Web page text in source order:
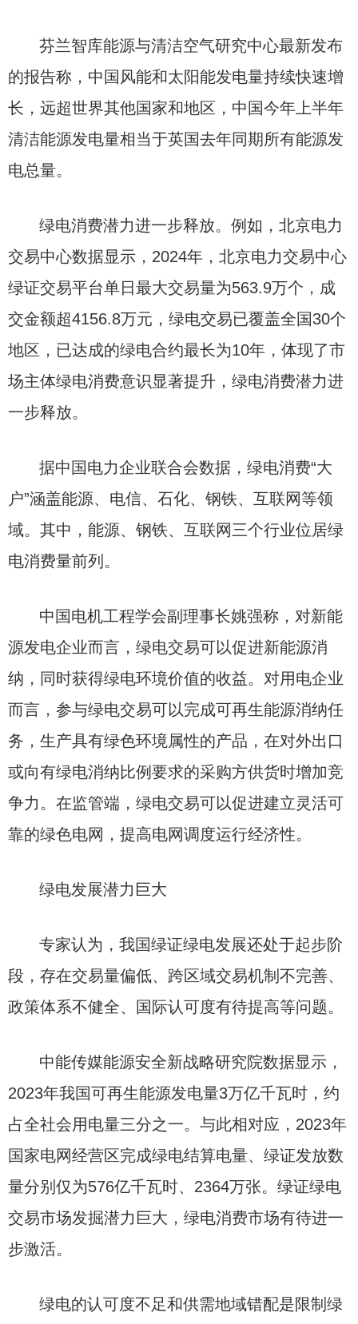
芬兰智库能源与清洁空气研究中心最新发布
的报告称，中国风能和太阳能发电量持续快速增
长，远超世界其他国家和地区，中国今年上半年
清洁能源发电量相当于英国去年同期所有能源发
电总量。
绿电消费潜力进一步释放。例如，北京电力
交易中心数据显示，2024年，北京电力交易中心
绿证交易平台单日最大交易量为563.9万个，成
交金额超4156.8万元，绿电交易已覆盖全国30个
地区，已达成的绿电合约最长为10年，体现了市
场主体绿电消费意识显著提升，绿电消费潜力进
一步释放。
据中国电力企业联合会数据，绿电消费“大
户”涵盖能源、电信、石化、钢铁、互联网等领
域。其中，能源、钢铁、互联网三个行业位居绿
电消费量前列。
中国电机工程学会副理事长姚强称，对新能
源发电企业而言，绿电交易可以促进新能源消
纳，同时获得绿电环境价值的收益。对用电企业
而言，参与绿电交易可以完成可再生能源消纳任
务，生产具有绿色环境属性的产品，在对外出口
或向有绿电消纳比例要求的采购方供货时增加竞
争力。在监管端，绿电交易可以促进建立灵活可
靠的绿色电网，提高电网调度运行经济性。
绿电发展潜力巨大
专家认为，我国绿证绿电发展还处于起步阶
段，存在交易量偏低、跨区域交易机制不完善、
政策体系不健全、国际认可度有待提高等问题。
中能传媒能源安全新战略研究院数据显示，
2023年我国可再生能源发电量3万亿千瓦时，约
占全社会用电量三分之一。与此相对应，2023年
国家电网经营区完成绿电结算电量、绿证发放数
量分别仅为576亿千瓦时、2364万张。绿证绿电
交易市场发掘潜力巨大，绿电消费市场有待进一
步激活。
绿电的认可度不足和供需地域错配是限制绿